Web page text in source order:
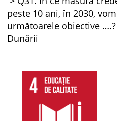
peste 10 ani, în 2030,
următoarele obiective
Dunării